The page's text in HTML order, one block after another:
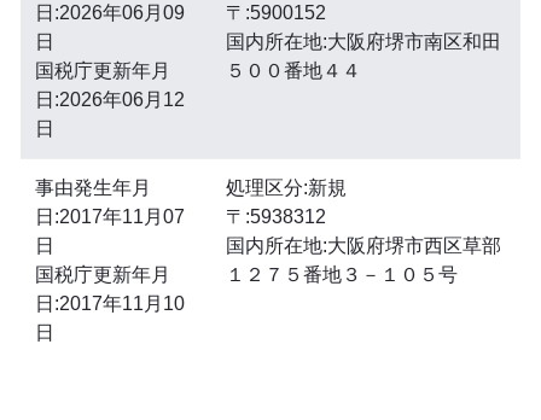
日:2026年06月09
日
国税庁更新年月
日:2026年06月12
日
〒:5900152
国内所在地:大阪府堺市南区和田
５００番地４４
事由発生年月
日:2017年11月07
日
国税庁更新年月
日:2017年11月10
日
処理区分:新規
〒:5938312
国内所在地:大阪府堺市西区草部
１２７５番地３－１０５号